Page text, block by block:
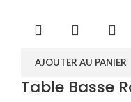
AJOUTER AU PANIER
Table Basse